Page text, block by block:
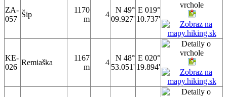
ZA-
057
Šip
1170
m
4
N 49°
09.927'
E 019°
10.737'
KE-
026
Remiaška
1167
m
4
N 48°
53.051'
E 020°
19.894'